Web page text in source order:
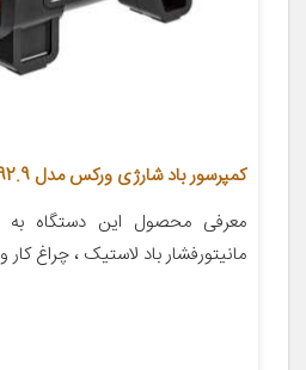
کمپرسور باد شارژی ورکس مدل WX092.9
معرفی محصول این دستگاه به
مانیتورفشار باد لاستیک ، چراغ